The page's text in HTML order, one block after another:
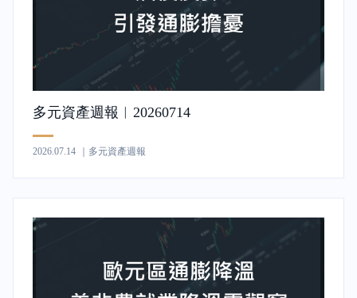
多元資產週報︱20260714
2026.07.14 ｜多元資產週報